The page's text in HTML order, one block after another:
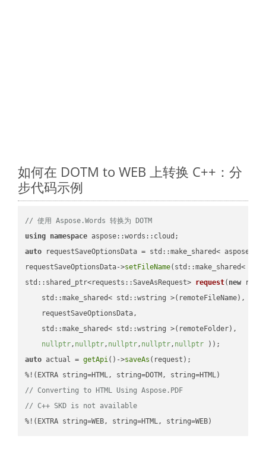
如何在 DOTM to WEB 上转换 C++：分
步代码示例
// 使用 Aspose.Words 转换为 DOTM
using namespace
auto requestSaveOptionsData = std::make_shared<
requestSaveOptionsData->setFileName(std::make_shared<
std::shared_ptr<requests::SaveAsRequest> request( new
    std::make_shared< std::wstring >(remoteFileName),
    requestSaveOptionsData,
    std::make_shared< std::wstring >(remoteFolder),
nullptr, nullptr, nullptr, nullptr, nullptr ))
auto actual = getApi()->saveAs (request);
// Converting to HTML Using Aspose.PDF
// C++ SKD is not available
%!(EXTRA string=WEB, string=HTML, string=WEB)